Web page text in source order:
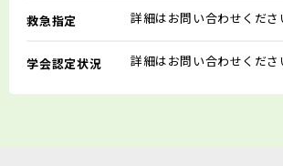
救急指定 詳細はお問い合わせくださ
学会認定状況 詳細はお問い合わせくださ